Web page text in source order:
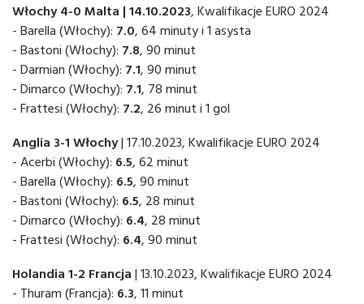
Włochy 4-0 Malta | 14.10.2023, Kwalifikacje EURO 2024
- Barella (Włochy): 7.0, 64 minuty i 1 asysta
- Bastoni (Włochy): 7.8, 90 minut
- Darmian (Włochy): 7.1, 90 minut
- Dimarco (Włochy): 7.1, 78 minut
- Frattesi (Włochy): 7.2, 26 minut i 1 gol
Anglia 3-1 Włochy| 17.10.2023, Kwalifikacje EURO 2024
- Acerbi (Włochy): 6.5, 62 minut
- Barella (Włochy): 6.5, 90 minut
- Bastoni (Włochy): 6.5, 28 minut
- Dimarco (Włochy): 6.4, 28 minut
- Frattesi (Włochy): 6.4, 90 minut
Holandia 1-2 Francja | 13.10.2023, Kwalifikacje EURO 2024
- Thuram (Francja): 6.3, 11 minut